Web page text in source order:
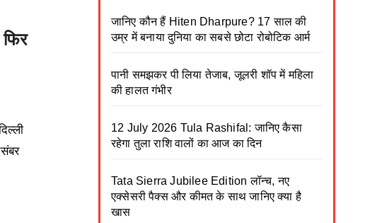
जानिए कौन हैं Hiten Dharpure? 17 साल की
उम्र में बनाया दुनिया का सबसे छोटा रोबोटिक आर्म
पानी समझकर पी लिया तेजाब, जूलरी शॉप में महिला
की हालत गंभीर
12 July 2026 Tula Rashifal: जानिए कैसा
रहेगा तुला राशि वालों का आज का दिन
Tata Sierra Jubilee Edition लॉन्च, नए
एक्सेसरी पैक्स और कीमत के साथ जानिए क्या है
खास